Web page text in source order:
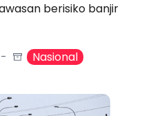
berisiko banjir
Nasional